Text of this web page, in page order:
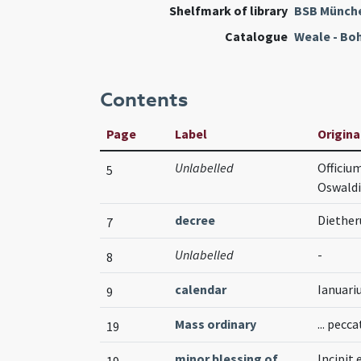
Shelfmark of library BSB
Catalogue Weale -
Contents
Page Label
5 Unlabelled
7 decree
8 Unlabelled -
9 calendar
19 Mass ordinary ...